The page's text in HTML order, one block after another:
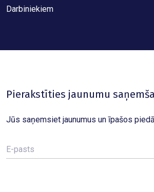
Darbiniekiem
Pierakstīties jaunumu
Jūs saņemsiet jaunumus un īpašos
E-pasts